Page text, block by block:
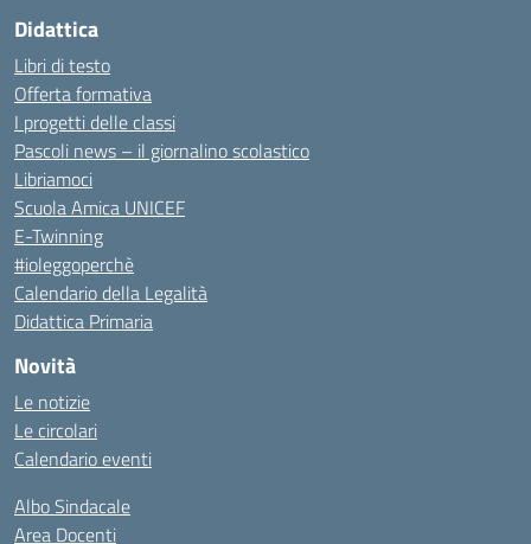
Didattica
Libri di testo
Offerta formativa
I progetti delle classi
Pascoli news – il giornalino scolastico
Libriamoci
Scuola Amica UNICEF
E-Twinning
#ioleggoperchè
Calendario della Legalità
Didattica Primaria
Novità
Le notizie
Le circolari
Calendario eventi
Albo Sindacale
Area Docenti